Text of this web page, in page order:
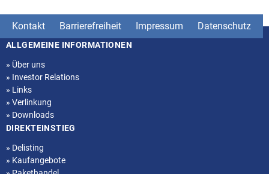
Kontakt Barrierefreiheit Impressum Datenschutz
Seitenstruktur
ALLGEMEINE INFORMATIONEN
» Über uns
» Investor Relations
» Links
» Verlinkung
» Downloads
DIREKTEINSTIEG
» Delisting
» Kaufangebote